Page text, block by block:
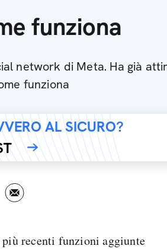
funziona
network di Meta. Ha già
funziona
AL SICURO?
più recenti funzioni aggiunte